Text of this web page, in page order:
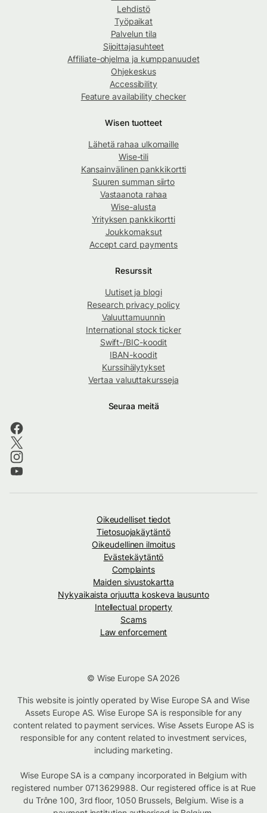
Lehdistö
Työpaikat
Palvelun tila
Sijoittajasuhteet
Affiliate-ohjelma ja kumppanuudet
Ohjekeskus
Accessibility
Feature availability checker
Wisen tuotteet
Lähetä rahaa ulkomaille
Wise-tili
Kansainvälinen pankkikortti
Suuren summan siirto
Vastaanota rahaa
Wise-alusta
Yrityksen pankkikortti
Joukkomaksut
Accept card payments
Resurssit
Uutiset ja blogi
Research privacy policy
Valuuttamuunnin
International stock ticker
Swift-/BIC-koodit
IBAN-koodit
Kurssihälytykset
Vertaa valuuttakursseja
Seuraa meitä
Oikeudelliset tiedot
Tietosuojakäytäntö
Oikeudellinen ilmoitus
Evästekäytäntö
Complaints
Maiden sivustokartta
Nykyaikaista orjuutta koskeva lausunto
Intellectual property
Scams
Law enforcement
© Wise Europe SA 2026
This website is jointly operated by Wise Europe SA and Wise
Assets Europe AS. Wise Europe SA is responsible for any
content related to payment services. Wise Assets Europe AS is
responsible for any content related to investment services,
including marketing.
Wise Europe SA is a company incorporated in Belgium with
registered number 0713629988. Our registered office is at Rue
du Trône 100, 3rd floor, 1050 Brussels, Belgium. Wise is a